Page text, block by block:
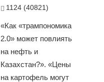
1124 (40821)
«Как «трампономика
2.0» может повлиять
на нефть и
Казахстан?». «Цены
на картофель могут